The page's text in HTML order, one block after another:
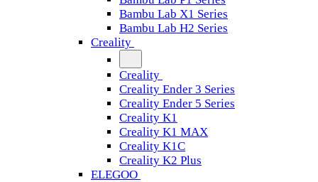
Bambu Lab X1 Series
Bambu Lab H2 Series
Creality
Creality
Creality Ender 3 Series
Creality Ender 5 Series
Creality K1
Creality K1 MAX
Creality K1C
Creality K2 Plus
ELEGOO